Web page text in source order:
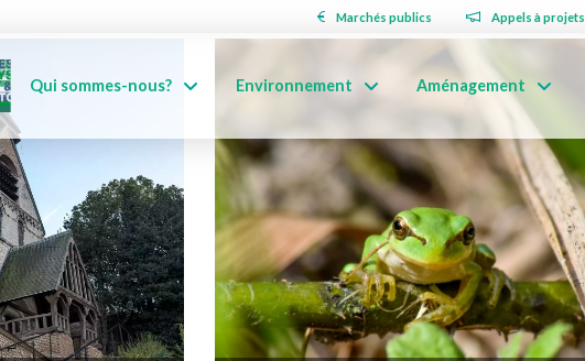
Marchés publics Appels à projets
Qui sommes-nous? Environnement Aménagement